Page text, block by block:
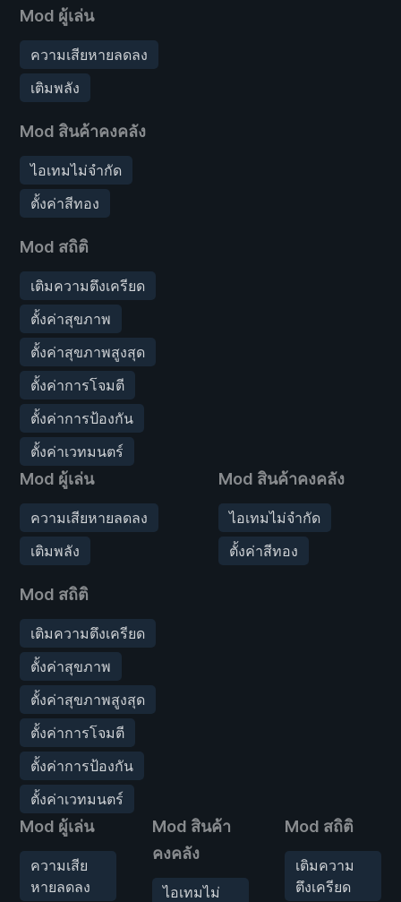
Mod ผู้เล่น
ความเสียหายลดลง
เติมพลัง
Mod สินค้าคงคลัง
ไอเทมไม่จำกัด
ตั้งค่าสีทอง
Mod สถิติ
เติมความตึงเครียด
ตั้งค่าสุขภาพ
ตั้งค่าสุขภาพสูงสุด
ตั้งค่าการโจมตี
ตั้งค่าการป้องกัน
ตั้งค่าเวทมนตร์
Mod ผู้เล่น
ความเสียหายลดลง
เติมพลัง
Mod สถิติ
เติมความตึงเครียด
ตั้งค่าสุขภาพ
ตั้งค่าสุขภาพสูงสุด
ตั้งค่าการโจมตี
ตั้งค่าการป้องกัน
ตั้งค่าเวทมนตร์
Mod สินค้าคงคลัง
ไอเทมไม่จำกัด
ตั้งค่าสีทอง
Mod ผู้เล่น
ความเสีย
หายลดลง
Mod สินค้า
คงคลัง
ไอเทมไม่
Mod สถิติ
เติมความ
ตึงเครียด